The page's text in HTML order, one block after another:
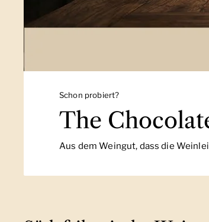
Schon probiert?
The
Aus dem Weingut, dass die